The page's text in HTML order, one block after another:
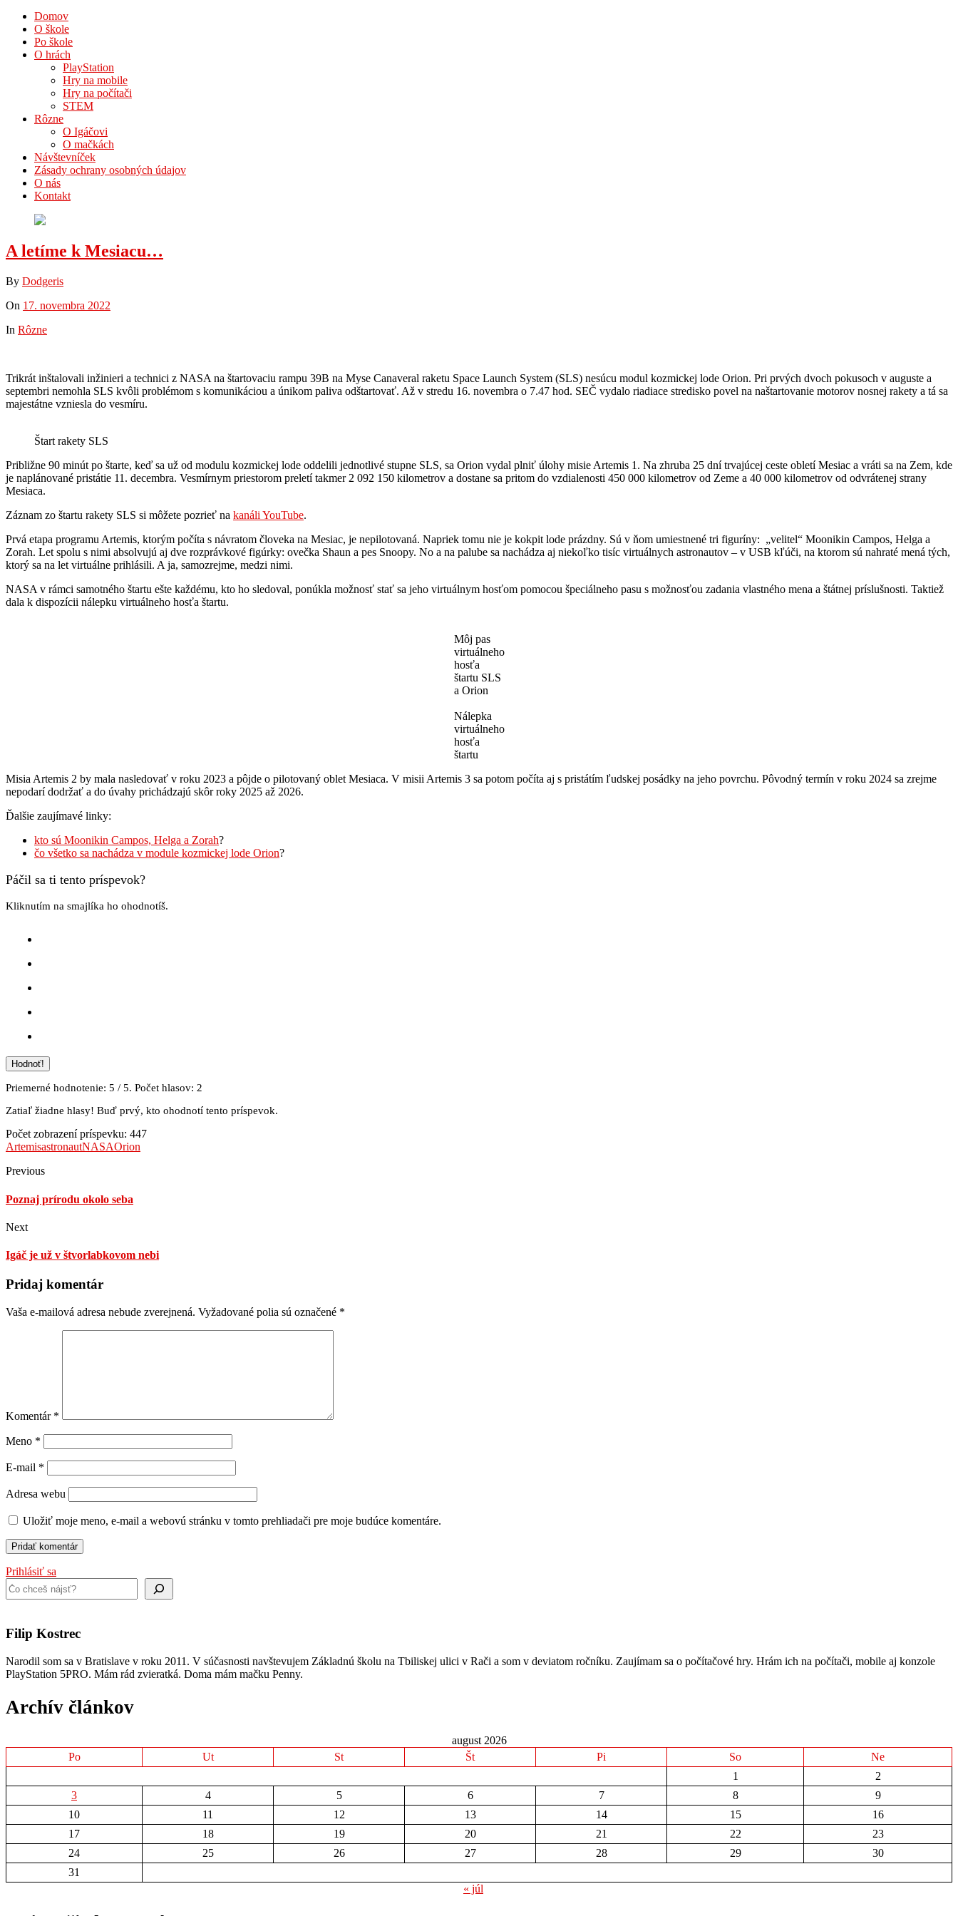
Domov
O škole
Po škole
O hrách
PlayStation
Hry na mobile
Hry na počítači
STEM
Rôzne
O Igáčovi
O mačkách
Návštevníček
Zásady ochrany osobných údajov
O nás
Kontakt
A letíme k Mesiacu…
By Dodgeris
On 17. novembra 2022
In Rôzne
Trikrát inštalovali inžinieri a technici z NASA na štartovaciu rampu 39B na Myse Canaveral raketu Space Launch System (SLS) nesúcu modul kozmickej lode Orion. Pri prvých dvoch pokusoch v auguste a
septembri nemohla SLS kvôli problémom s komunikáciou a únikom paliva odštartovať. Až v stredu 16. novembra o 7.47 hod. SEČ vydalo riadiace stredisko povel na naštartovanie motorov nosnej rakety a tá sa
majestátne vzniesla do vesmíru.
Štart rakety SLS
Približne 90 minút po štarte, keď sa už od modulu kozmickej lode oddelili jednotlivé stupne SLS, sa Orion vydal plniť úlohy misie Artemis 1. Na zhruba 25 dní trvajúcej ceste obletí Mesiac a vráti sa na Zem, kde
je naplánované pristátie 11. decembra. Vesmírnym priestorom preletí takmer 2 092 150 kilometrov a dostane sa pritom do vzdialenosti 450 000 kilometrov od Zeme a 40 000 kilometrov od odvrátenej strany
Mesiaca.
Záznam zo štartu rakety SLS si môžete pozrieť na kanáli YouTube.
Prvá etapa programu Artemis, ktorým počíta s návratom človeka na Mesiac, je nepilotovaná. Napriek tomu nie je kokpit lode prázdny. Sú v ňom umiestnené tri figuríny: „velitel“ Moonikin Campos, Helga a
Zorah. Let spolu s nimi absolvujú aj dve rozprávkové figúrky: ovečka Shaun a pes Snoopy. No a na palube sa nachádza aj niekoľko tisíc virtuálnych astronautov – v USB kľúči, na ktorom sú nahraté mená tých,
ktorý sa na let virtuálne prihlásili. A ja, samozrejme, medzi nimi.
NASA v rámci samotného štartu ešte každému, kto ho sledoval, ponúkla možnosť stať sa jeho virtuálnym hosťom pomocou špeciálneho pasu s možnosťou zadania vlastného mena a štátnej príslušnosti. Taktiež
dala k dispozícii nálepku virtuálneho hosťa štartu.
Môj pas
virtuálneho
hosťa
štartu SLS
a Orion
Nálepka
virtuálneho
hosťa
štartu
Misia Artemis 2 by mala nasledovať v roku 2023 a pôjde o pilotovaný oblet Mesiaca. V misii Artemis 3 sa potom počíta aj s pristátím ľudskej posádky na jeho povrchu. Pôvodný termín v roku 2024 sa zrejme
nepodarí dodržať a do úvahy prichádzajú skôr roky 2025 až 2026.
Ďalšie zaujímavé linky:
kto sú Moonikin Campos, Helga a Zorah?
čo všetko sa nachádza v module kozmickej lode Orion?
Páčil sa ti tento príspevok?
Kliknutím na smajlíka ho ohodnotíš.
Hodnoť!
Priemerné hodnotenie: 5 / 5. Počet hlasov: 2
Zatiaľ žiadne hlasy! Buď prvý, kto ohodnotí tento príspevok.
Počet zobrazení príspevku: 447
ArtemisastronautNASAOrion
Previous
Poznaj prírodu okolo seba
Next
Igáč je už v štvorlabkovom nebi
Pridaj komentár
Vaša e-mailová adresa nebude zverejnená. Vyžadované polia sú označené *
Komentár *
Meno *
E-mail *
Adresa webu
Uložiť moje meno, e-mail a webovú stránku v tomto prehliadači pre moje budúce komentáre.
Prihlásiť sa
Hľadať
Filip Kostrec
Narodil som sa v Bratislave v roku 2011. V súčasnosti navštevujem Základnú školu na Tbiliskej ulici v Rači a som v deviatom ročníku. Zaujímam sa o počítačové hry. Hrám ich na počítači, mobile aj konzole
PlayStation 5PRO. Mám rád zvieratká. Doma mám mačku Penny.
Archív článkov
august 2026
Po
Ut St Št Pi So
Ne
1
2
3
4 5 6 7 8
9
10
11 12 13 14 15
16
17
18 19 20 21 22
23
24
25 26 27 28 29
30
31
« júl